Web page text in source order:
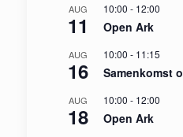
AUG
11
10:00 - 12:00
Open Ark
AUG
16
10:00 - 11:15
Samenkomst
AUG
18
10:00 - 12:00
Open Ark